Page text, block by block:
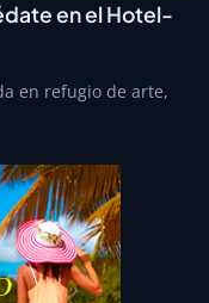
en el Hotel-
en refugio de arte,